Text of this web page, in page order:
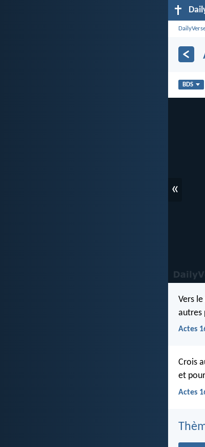
BDS
«
Vers
autres
Actes
Crois
et
Actes